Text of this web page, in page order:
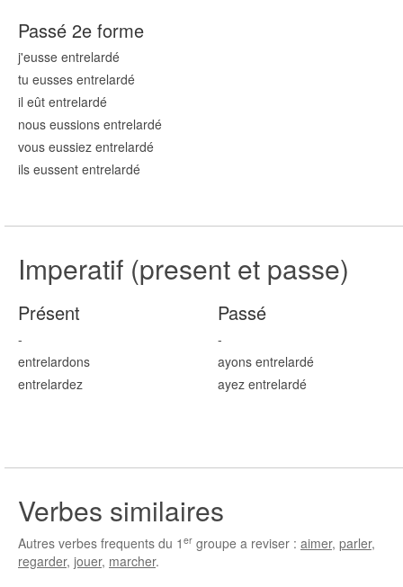
Passé 2e forme
j'eusse entrelardé
tu eusses entrelardé
il eût entrelardé
nous eussions entrelardé
vous eussiez entrelardé
ils eussent entrelardé
Imperatif (present et passe)
Présent
-
entrelardons
entrelardez
Passé
-
ayons entrelardé
ayez entrelardé
Verbes similaires
Autres verbes frequents du 1 er groupe a reviser : aimer, parler,
regarder, jouer, marcher.